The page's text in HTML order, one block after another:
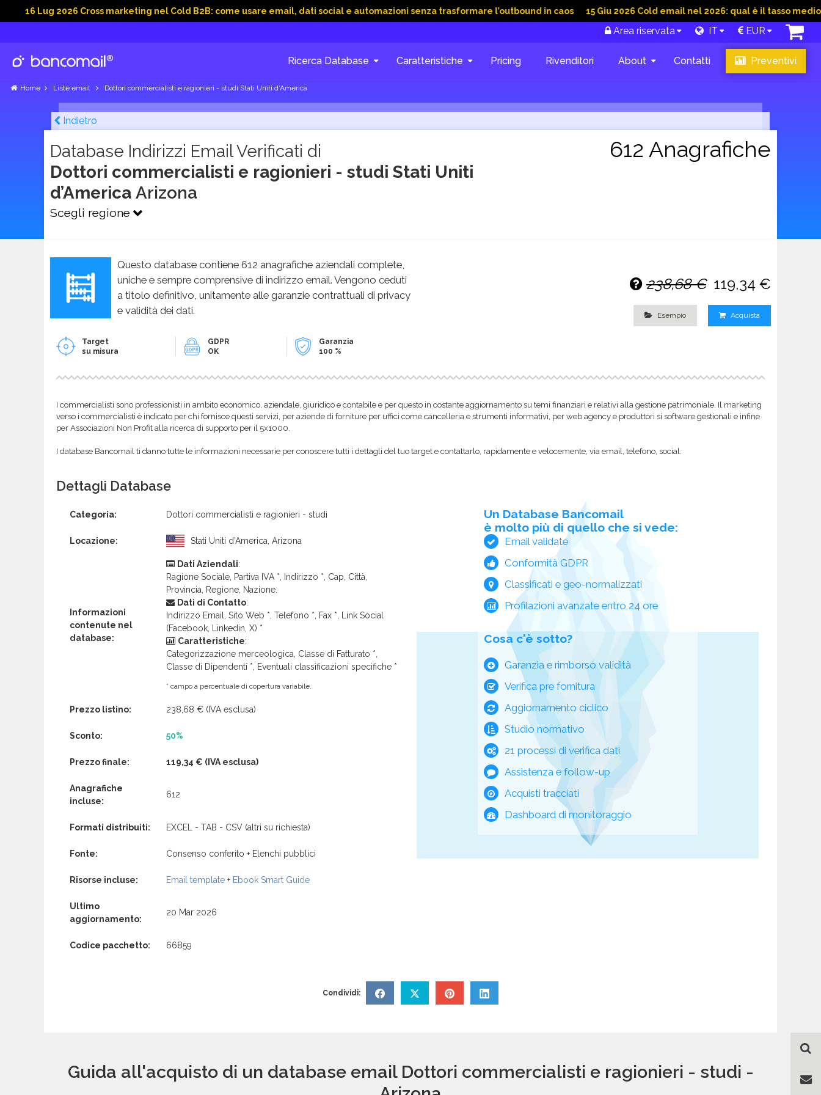
2026 Cross marketing nel Cold B2B: come usare email, dati social e automazioni senza trasformare l’outbound in caos 15 Giu 2026 Cold email nel 2026: qual è il tasso medio di
Area riservata IT EUR
Ricerca Database Caratteristiche Pricing Rivenditori About Contatti Preventivi
Home Liste email Dottori commercialisti e ragionieri - studi Stati Uniti d’America
Indietro
Database Indirizzi Email Verificati di
Dottori commercialisti e ragionieri - studi Stati Uniti
d’America Arizona
Scegli regione
612 Anagrafiche
Questo database contiene 612 anagrafiche aziendali complete,
uniche e sempre comprensive di indirizzo email. Vengono ceduti
a titolo definitivo, unitamente alle garanzie contrattuali di privacy
e validità dei dati.
Target
su misura
GDPR
OK
Garanzia
100 %
238,68 € 119,34 €
Esempio Acquista
I commercialisti sono professionisti in ambito economico, aziendale, giuridico e contabile e per questo in costante aggiornamento su temi finanziari e relativi alla gestione patrimoniale. Il marketing
verso i commercialisti è indicato per chi fornisce questi servizi, per aziende di forniture per uffici come cancelleria e strumenti informativi, per web agency e produttori si software gestionali e infine
per Associazioni Non Profit alla ricerca di supporto per il 5x1000.
I database Bancomail ti danno tutte le informazioni necessarie per conoscere tutti i dettagli del tuo target e contattarlo, rapidamente e velocemente, via email, telefono, social.
Dettagli Database
Categoria: Dottori commercialisti e ragionieri - studi
Locazione: Stati Uniti d’America, Arizona
Informazioni
contenute nel
database:
Dati Aziendali:
Ragione Sociale, Partiva IVA *, Indirizzo *, Cap, Città,
Provincia, Regione, Nazione.
Dati di Contatto:
Indirizzo Email, Sito Web *, Telefono *, Fax *, Link Social
(Facebook, Linkedin, X) *
Caratteristiche:
Categorizzazione merceologica, Classe di Fatturato *,
Classe di Dipendenti *, Eventuali classificazioni specifiche *
* campo a percentuale di copertura variabile.
Prezzo listino: 238,68 € (IVA esclusa)
Sconto: 50%
Prezzo finale: 119,34 € (IVA esclusa)
Anagrafiche
incluse:
612
Formati distribuiti: EXCEL - TAB - CSV (altri su richiesta)
Fonte: Consenso conferito + Elenchi pubblici
Risorse incluse: Email template + Ebook Smart Guide
Ultimo
aggiornamento:
20 Mar 2026
Codice pacchetto: 66859
Un Database Bancomail
è molto più di quello che si vede:
Email validate
Conformità GDPR
Classificati e geo-normalizzati
Profilazioni avanzate entro 24 ore
Cosa c'è sotto?
Garanzia e rimborso validità
Verifica pre fornitura
Aggiornamento ciclico
Studio normativo
21 processi di verifica dati
Assistenza e follow-up
Acquisti tracciati
Dashboard di monitoraggio
Condividi:
Guida all'acquisto di un database email Dottori commercialisti e ragionieri - studi -